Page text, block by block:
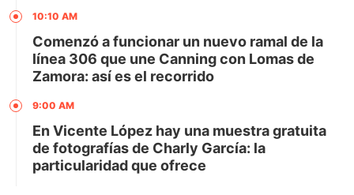
10:10 AM
Comenzó a funcionar un nuevo ramal de la
línea 306 que une Canning con Lomas de
Zamora: así es el recorrido
9:00 AM
En Vicente López hay una muestra gratuita
de fotografías de Charly García: la
particularidad que ofrece